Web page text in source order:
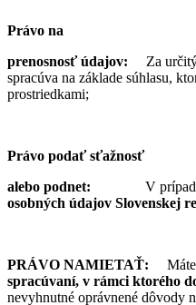
Právo na
prenosnosť údajov: Za
spracúva na základe súhlasu,
prostriedkami;
Právo podať sťažnosť
alebo podnet: V
osobných údajov Slovenskej
PRÁVO NAMIETAŤ:
spracúvaní, v rámci ktorého
nevyhnutné oprávnené dôvody